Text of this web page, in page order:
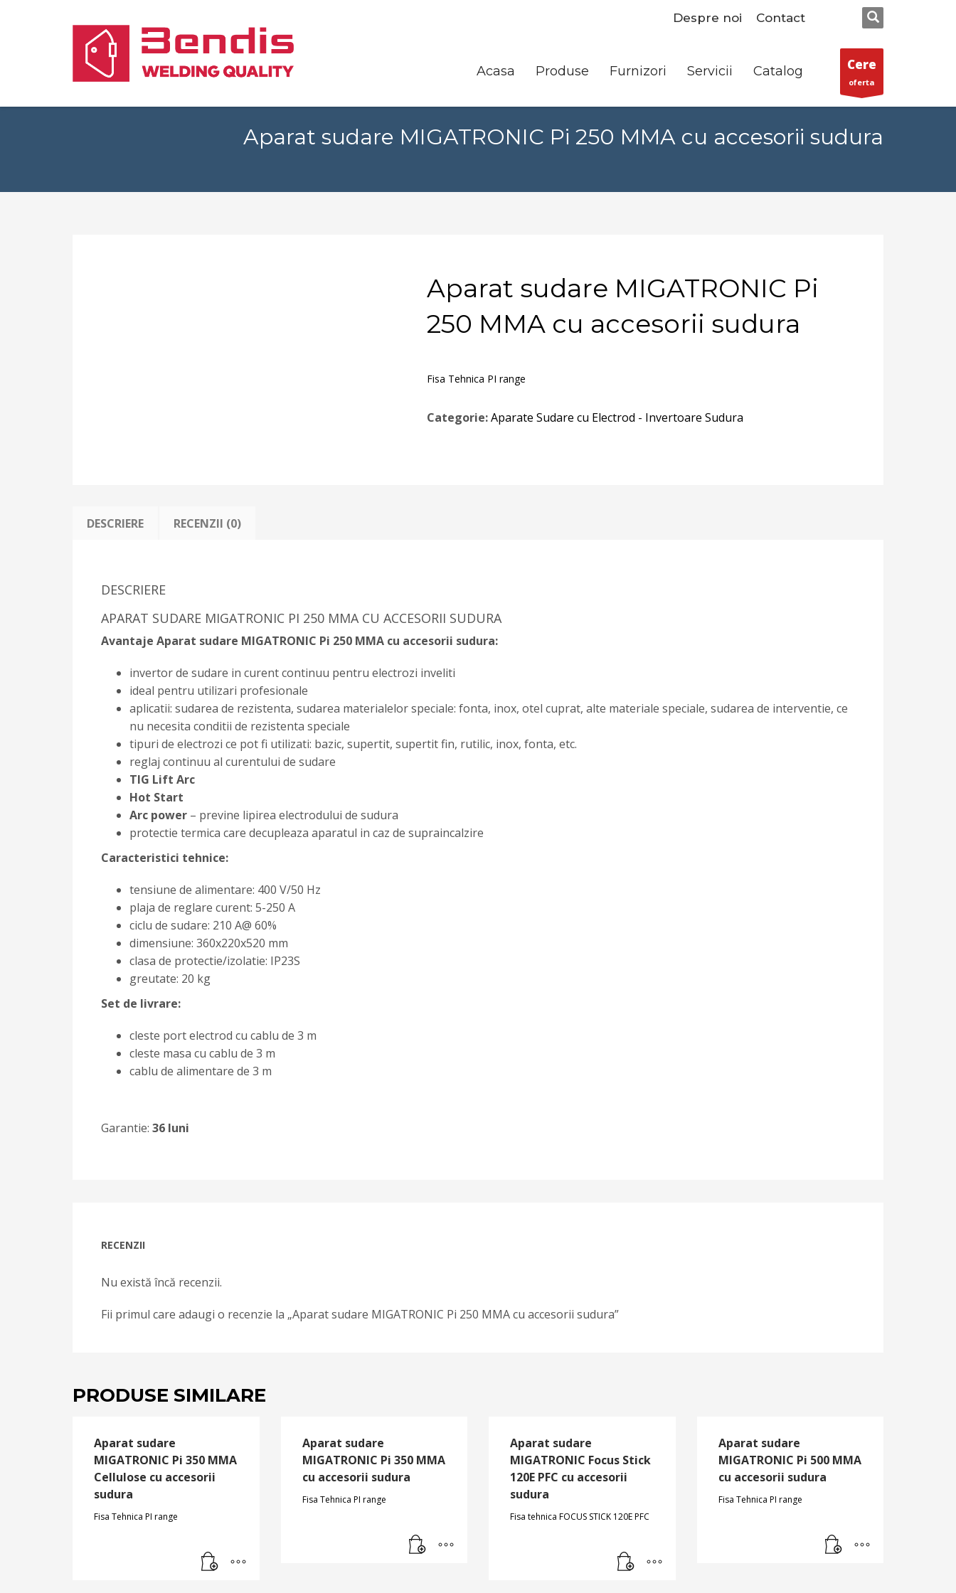
Despre noi Contact
Acasa Produse Furnizori Servicii Catalog Cere
oferta
Aparat sudare MIGATRONIC Pi 250 MMA cu accesorii sudura
Aparat sudare MIGATRONIC Pi
250 MMA cu accesorii sudura
Fisa Tehnica PI range
Categorie:Aparate Sudare cu Electrod - Invertoare Sudura
DESCRIERE RECENZII (0)
DESCRIERE
APARAT SUDARE MIGATRONIC PI 250 MMA CU ACCESORII SUDURA
Avantaje Aparat sudare MIGATRONIC Pi 250 MMA cu accesorii sudura:
invertor de sudare in curent continuu pentru electrozi inveliti
ideal pentru utilizari profesionale
aplicatii: sudarea de rezistenta, sudarea materialelor speciale: fonta, inox, otel cuprat, alte materiale speciale, sudarea de interventie, ce
nu necesita conditii de rezistenta speciale
tipuri de electrozi ce pot fi utilizati: bazic, supertit, supertit fin, rutilic, inox, fonta, etc.
reglaj continuu al curentului de sudare
TIG Lift Arc
Hot Start
Arc power – previne lipirea electrodului de sudura
protectie termica care decupleaza aparatul in caz de supraincalzire
Caracteristici tehnice:
tensiune de alimentare: 400 V/50 Hz
plaja de reglare curent: 5-250 A
ciclu de sudare: 210 A@ 60%
dimensiune: 360x220x520 mm
clasa de protectie/izolatie: IP23S
greutate: 20 kg
Set de livrare:
cleste port electrod cu cablu de 3 m
cleste masa cu cablu de 3 m
cablu de alimentare de 3 m
Garantie: 36 luni
RECENZII
Nu există încă recenzii.
Fii primul care adaugi o recenzie la „Aparat sudare MIGATRONIC Pi 250 MMA cu accesorii sudura”
PRODUSE SIMILARE
Aparat sudare
MIGATRONIC Pi 350 MMA
Cellulose cu accesorii
sudura
Fisa Tehnica PI range
Aparat sudare
MIGATRONIC Pi 350 MMA
cu accesorii sudura
Fisa Tehnica PI range
Aparat sudare
MIGATRONIC Focus Stick
120E PFC cu accesorii
sudura
Fisa tehnica FOCUS STICK 120E PFC
Aparat sudare
MIGATRONIC Pi 500 MMA
cu accesorii sudura
Fisa Tehnica PI range